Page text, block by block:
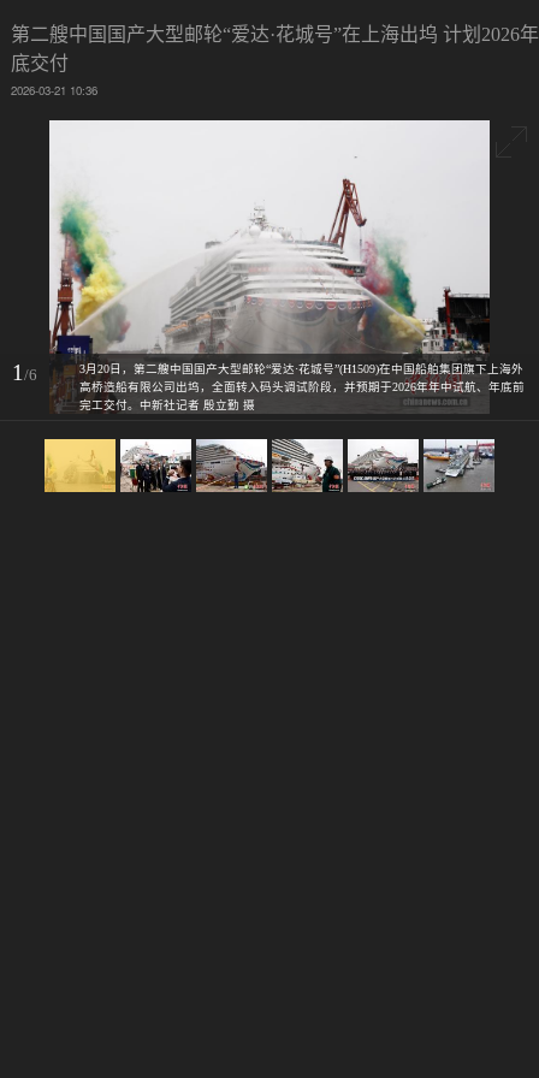
第二艘中国国产大型邮轮“爱达·花城号”在上海出坞 计划2026年
底交付
2026-03-21 10:36
1/6
3月20日，第二艘中国国产大型邮轮“爱达·花城号”(H1509)在中国船舶集团旗下上海外
高桥造船有限公司出坞，全面转入码头调试阶段，并预期于2026年年中试航、年底前
完工交付。中新社记者 殷立勤 摄